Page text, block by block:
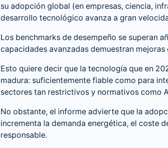
su adopción global (en empresas, ciencia,
desarrollo tecnológico avanza a gran
Los benchmarks de desempeño se superan
capacidades avanzadas demuestran
Esto quiere decir que la tecnología que en
madura: suficientemente fiable como para
sectores tan restrictivos y normativos como
No obstante, el informe advierte que la
incrementa la demanda energética, el coste
responsable.